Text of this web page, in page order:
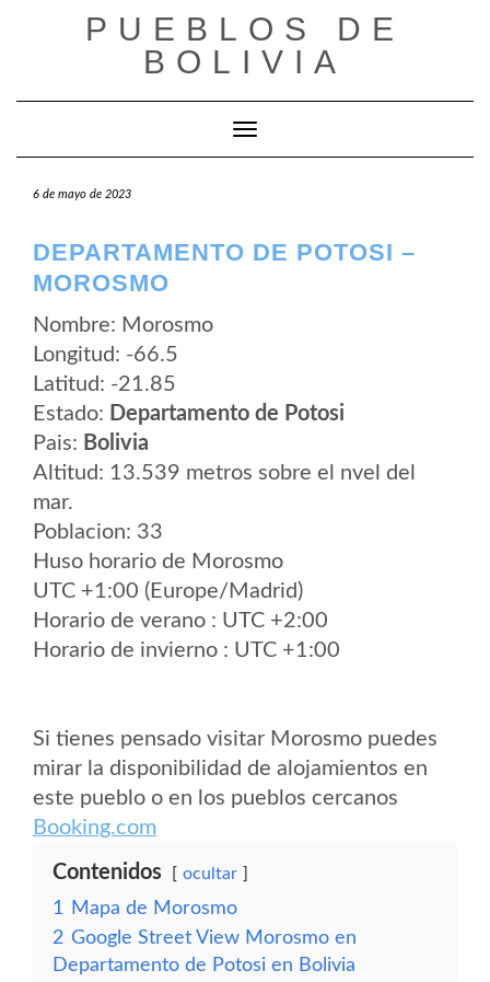
PUEBLOS DE
BOLIVIA
Cambiar modo de navegación
6 de mayo de 2023
DEPARTAMENTO DE POTOSI –
MOROSMO
Nombre: Morosmo
Longitud: -66.5
Latitud: -21.85
Estado: Departamento de Potosi
Pais: Bolivia
Altitud: 13.539 metros sobre el nvel del
mar.
Poblacion: 33
Huso horario de Morosmo
UTC +1:00 (Europe/Madrid)
Horario de verano : UTC +2:00
Horario de invierno : UTC +1:00
Si tienes pensado visitar Morosmo puedes
mirar la disponibilidad de alojamientos en
este pueblo o en los pueblos cercanos
Booking.com
Contenidos ocultar
1
Mapa de Morosmo
2 Google Street View Morosmo en
Departamento de Potosi en Bolivia